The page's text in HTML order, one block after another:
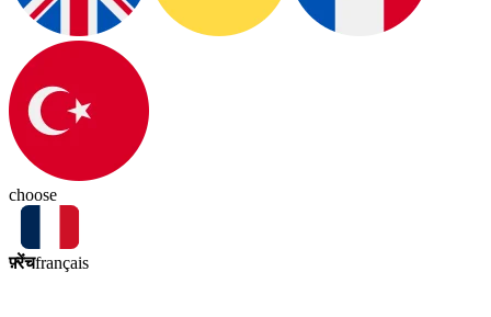
choose
फ़्रेंचfrançais